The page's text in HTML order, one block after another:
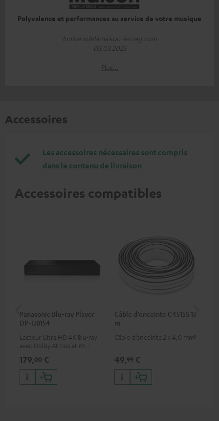
Polyvalence et performances au service de votre musique
luniversdelamaison-lemag.com
03.03.2025
Plus…
Accessoires
Les accessoires nécessaires sont compris
dans le contenu de livraison
Accessoires compatibles
Panasonic Blu-ray Player
DP-UB154
Lecteur Ultra HD 4K Blu-ray
avec Dolby Atmos et Multi
qualité d’image incroyable et
des couleurs contrastées
179,00 €
Câble d’enceinte C4515S 15
m
Câble d’enceinte 2 x 4,0 mm²
49,99 €